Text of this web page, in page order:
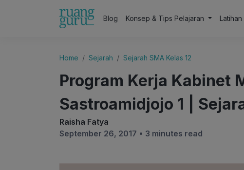
Blog Konsep & Tips Pelajaran Latihan
Home Sejarah Sejarah SMA Kelas 12
Program Kerja Kabinet
Sastroamidjojo 1 |
Raisha Fatya
September 26, 2017 • 3 minutes read